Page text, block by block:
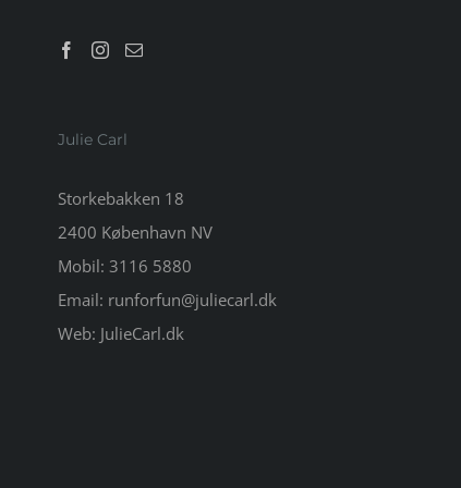
Julie Carl
Storkebakken 18
2400 København NV
Mobil: 3116 5880
Email: runforfun@juliecarl.dk
Web: JulieCarl.dk